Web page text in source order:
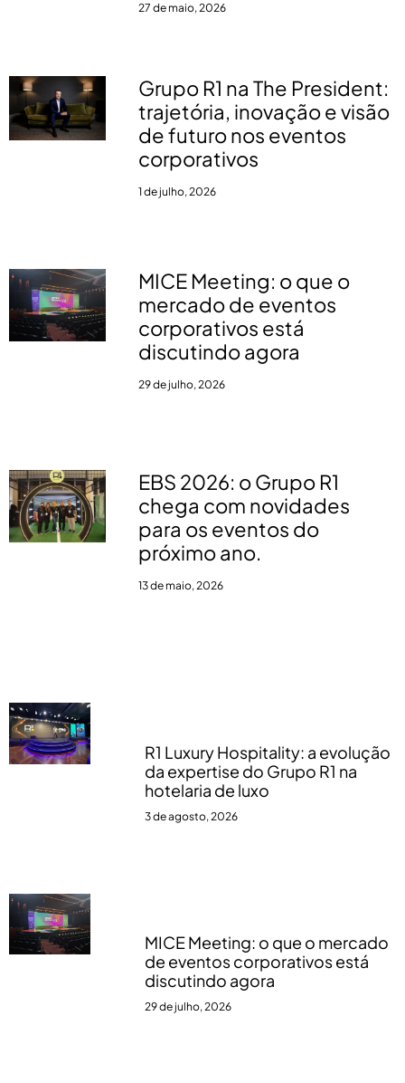
27 de maio, 2026
Grupo R1 na The President:
trajetória, inovação e visão
de futuro nos eventos
corporativos
1 de julho, 2026
MICE Meeting: o que o
mercado de eventos
corporativos está
discutindo agora
29 de julho, 2026
EBS 2026: o Grupo R1
chega com novidades
para os eventos do
próximo ano.
13 de maio, 2026
R1 Luxury Hospitality: a evolução
da expertise do Grupo R1 na
hotelaria de luxo
3 de agosto, 2026
MICE Meeting: o que o mercado
de eventos corporativos está
discutindo agora
29 de julho, 2026